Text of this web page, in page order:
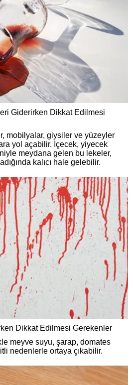
Giderirken Dikkat Edilmesi
mobilyalar, giysiler ve yüzeyler
yol açabilir. İçecek, yiyecek
meydana gelen bu lekeler,
kalıcı hale gelebilir.
Dikkat Edilmesi Gerekenler
meyve suyu, şarap, domates
nedenlerle ortaya çıkabilir.